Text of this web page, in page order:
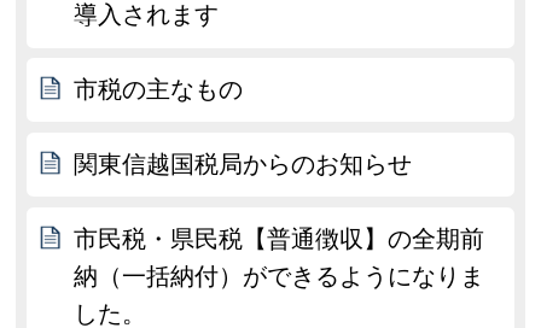
導入されます
市税の主なもの
関東信越国税局からのお知らせ
市民税・県民税【普通徴収】の全期前
納（一括納付）ができるようになりま
した。